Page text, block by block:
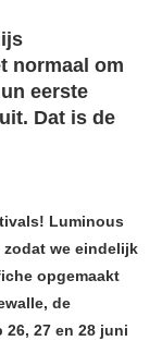
normaal om
eerste
Dat is de
Luminous
zodat we eindelijk
opgemaakt
de
27 en 28 juni